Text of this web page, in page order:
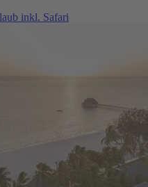
inkl. Safari